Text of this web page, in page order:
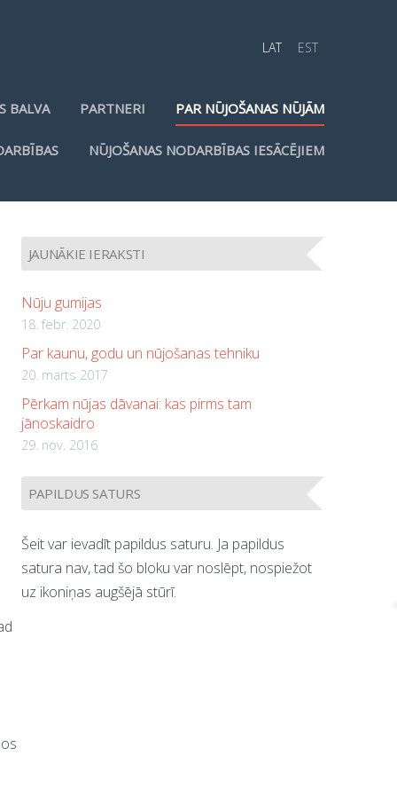
BALVA PARTNERI PAR NŪJOŠANAS NŪJĀM
NŪJOŠANAS NODARBĪBAS IESĀCĒJIEM
LAT EST
JAUNĀKIE IERAKSTI
Nūju gumijas
18. febr. 2020
Par kaunu, godu un nūjošanas tehniku
20. marts 2017
Pērkam nūjas dāvanai: kas pirms tam
jānoskaidro
29. nov. 2016
PAPILDUS SATURS
Šeit var ievadīt papildus saturu. Ja papildus
satura nav, tad šo bloku var noslēpt, nospiežot
uz ikoniņas augšējā stūrī.